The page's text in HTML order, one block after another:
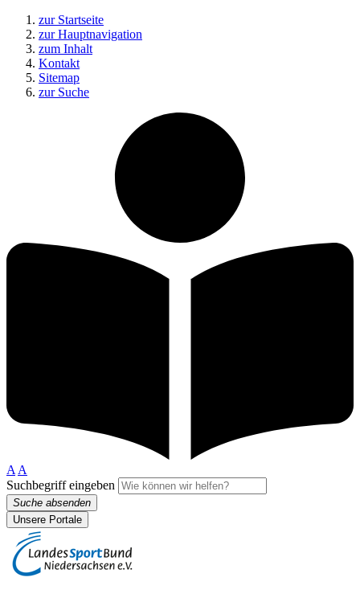
zur Startseite
zur Hauptnavigation
zum Inhalt
Kontakt
Sitemap
zur Suche
A A
Suchbegriff eingeben
Suche absenden
Unsere Portale